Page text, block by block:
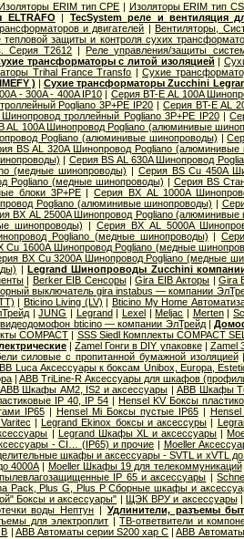
ERIM тип CPE | Изоляторы ERIM тип
ELTRAFO | TecSystem реле и вентиляция
и двигателей |Вентиляторы,
тепловой защиты и контроля сухих
Серия T2612 |Реле управления/защиты
трансформаторы с литой изоляцией |
Trihal France Transfo |Сухие
) |Сухие трансформаторы Zucchini
- 300A - 400A IP10 | Серия BT-E AL 100A
Pogliano 3P+PE IP20 |Серия BT-E AL
троллейный Pogliano 3P+PE IP20|
AL 100A Шинопровод Pogliano (алюминивые
Pogliano (алюминивые шинопроводы) |
ВS AL 320A Шинопровод Pogliano (алюминивые
| Серия ВS AL 630A Шинопровод
(медные шинопроводы) | Серия ВS Cu 450A
Pogliano (медные шинопроводы) | Серия ВS
блоки 3P+PE|Серия ВХ AL 1000A
Pogliano (алюминивые шинопроводы) |
ВХ AL 2500A Шинопровод Pogliano (алюминивые
шинопроводы) | Серия ВХ AL 5000A
Pogliano (медные шинопроводы) |
Cu 1600A Шинопровод Pogliano (медные
ВХ Cu 3200A Шинопровод Pogliano (медные
|Legrand Шинопроводы Zucchini
| Berker EIB Сенсоры|Gira EIB Акторы | Gira
выключатель gira instabus — компании
| Bticino Living (LV) |Bticino My Home
|JUNG | Legrand| Lexel |Meljac | Merten|
видеодомофон bticino — компании ЭлТрейд|
COMPACT | SSS Siedl Комплекты COMPACT
|Zamel Гонги в DIY упаковке| Zamel
силовые с пропитанной бумажной изоляцией
Luca Аксессуары к боксам Unibox, Europa,
| ABB TriLine-R Аксессуары для шкафов
ABB Шкафы AM2, IS2 и аксессуары |ABB Шкафы
IP 40, IP 54 |Hensel KV Боксы
IP65| Hensel Mi Боксы пустые IP65|
|Legrand Ekinox боксы и аксессуры |
| Legrand Шкафы XL и аксессуары |
- CI… (IP65) и прочие | Moeller
шкафы и аксессуары - SVTL и xVTL
4000А | Moeller Шкафы 19 для телекоммуникаций
IP 65 и аксессуары |
Pack, Plus G, Plus P Сборные шкафы и
Боксы и аксессуары" |ЩЭК ВРУ и аксессуары
воды Нептун | Удлинители, разъемы
для электроплит |ТВ-ответвители и
| ABB Автоматы серии S200 хар C |ABB